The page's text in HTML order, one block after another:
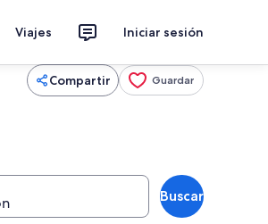
Viajes Iniciar sesión
Compartir Guardar
Buscar